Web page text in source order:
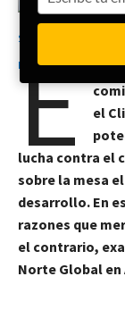
Marta
E
l
el
lucha contra el
sobre la mesa
desarrollo. En
razones que
el contrario,
Norte Global en
your
email